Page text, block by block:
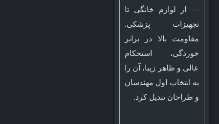
— از لوازم خانگی تا
تجهیزات پزشکی.
مقاومت بالا در برابر
خوردگی، استحکام
عالی و ظاهر زیبا، آن را
به انتخاب اول مهندسان
و طراحان تبدیل کرد.